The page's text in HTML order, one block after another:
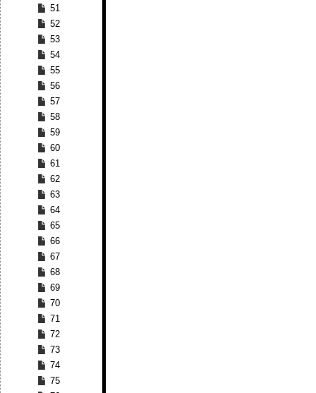
51
52
53
54
55
56
57
58
59
60
61
62
63
64
65
66
67
68
69
70
71
72
73
74
75